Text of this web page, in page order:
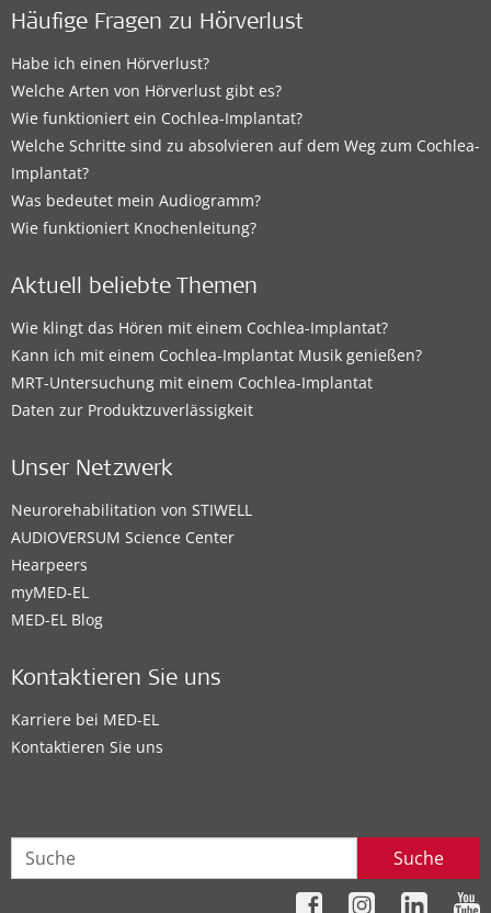
Häufige Fragen zu Hörverlust
Habe ich einen Hörverlust?
Welche Arten von Hörverlust gibt es?
Wie funktioniert ein Cochlea-Implantat?
Welche Schritte sind zu absolvieren auf dem Weg zum Cochlea-
Implantat?
Was bedeutet mein Audiogramm?
Wie funktioniert Knochenleitung?
Aktuell beliebte Themen
Wie klingt das Hören mit einem Cochlea-Implantat?
Kann ich mit einem Cochlea-Implantat Musik genießen?
MRT-Untersuchung mit einem Cochlea-Implantat
Daten zur Produktzuverlässigkeit
Unser Netzwerk
Neurorehabilitation von STIWELL
AUDIOVERSUM Science Center
Hearpeers
myMED‑EL
MED-EL Blog
Kontaktieren Sie uns
Karriere bei MED-EL
Kontaktieren Sie uns
Suche